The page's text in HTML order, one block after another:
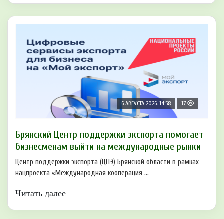
6 АВГУСТА 2026, 14:58 17
Брянский Центр поддержки экспорта помогает
бизнесменам выйти на международные рынки
Центр поддержки экспорта (ЦПЭ) Брянской области в рамках
нацпроекта «Международная кооперация ...
Читать далее